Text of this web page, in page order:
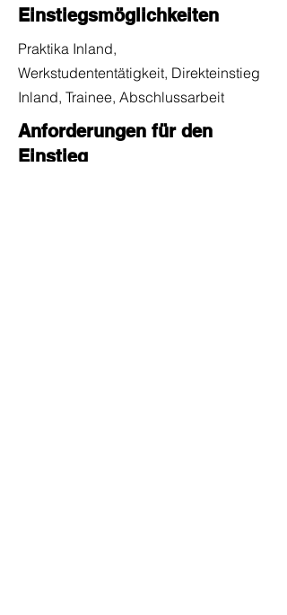
Einstiegsmöglichkeiten
Praktika Inland,
Werkstudententätigkeit, Direkteinstieg
Inland, Trainee, Abschlussarbeit
Anforderungen für den
Einstieg